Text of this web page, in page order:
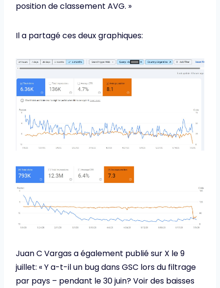
position de classement AVG. »
Il a partagé ces deux graphiques:
Juan C Vargas a également publié sur X le 9
juillet: « Y a-t-il un bug dans GSC lors du filtrage
par pays – pendant le 30 juin? Voir des baisses